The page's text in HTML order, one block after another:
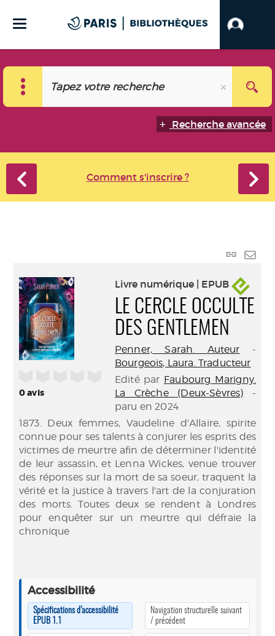
Recherche avancée
Comment s'inscrire ?
Lien
0avis
Livre numérique | EPUB
LE CERCLE OCCULTE
DES GENTLEMEN
Penner, Sarah. Auteur -
Bourgeois, Laura. Traducteur
Edité par Faubourg Marigny.
La Crèche (Deux-Sèvres) -
paru en 2024
1873. Deux femmes, Vaudeline d'Allaire, spirite
connue pour ses talents à conjurer les esprits des
victimes de meurtre afin de déterminer l'identité
de leur assassin, et Lenna Wickes, venue trouver
des réponses sur la mort de sa soeur, traquent la
vérité et la justice à travers l'art de la conjuration
des morts. Toutes deux se rendent à Londres
pour enquêter sur un meurtre qui défraie la
chronique
Accessibilité
Spécifications d’accessibilité
EPUB 1.1
Navigation structurelle suivant
/ précédent